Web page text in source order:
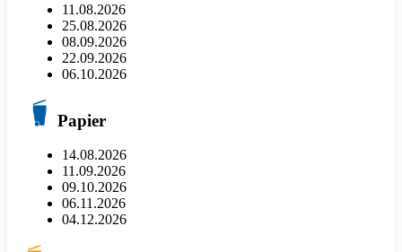
11.08.2026
25.08.2026
08.09.2026
22.09.2026
06.10.2026
Papier
14.08.2026
11.09.2026
09.10.2026
06.11.2026
04.12.2026